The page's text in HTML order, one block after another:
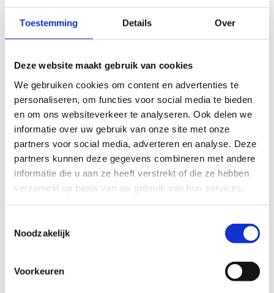
Toestemming Details Over
Deze website maakt gebruik van cookies
We gebruiken cookies om content en advertenties te
personaliseren, om functies voor social media te bieden
en om ons websiteverkeer te analyseren. Ook delen we
informatie over uw gebruik van onze site met onze
partners voor social media, adverteren en analyse. Deze
partners kunnen deze gegevens combineren met andere
informatie die u aan ze heeft verstrekt of die ze hebben
verzameld op basis van uw gebruik van hun services.
Noodzakelijk
Voorkeuren